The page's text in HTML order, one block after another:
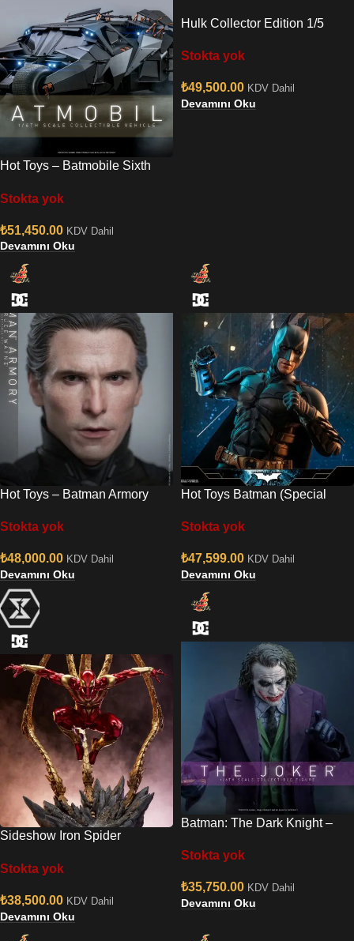
Hot Toys – Batmobile Sixth
Stokta yok
₺51,450.00 KDV Dahil
Devamını Oku
Hulk Collector Edition 1/5
Stokta yok
₺49,500.00 KDV Dahil
Devamını Oku
Hot Toys – Batman Armory
Collectible Set
Stokta yok
₺48,000.00 KDV Dahil
Devamını Oku
Hot Toys Batman (Special
Stokta yok
₺47,599.00 KDV Dahil
Devamını Oku
Sideshow Iron Spider
Stokta yok
₺38,500.00 KDV Dahil
Devamını Oku
Batman: The Dark Knight –
Scale Koleksiyon Figürü
Stokta yok
₺35,750.00 KDV Dahil
Devamını Oku